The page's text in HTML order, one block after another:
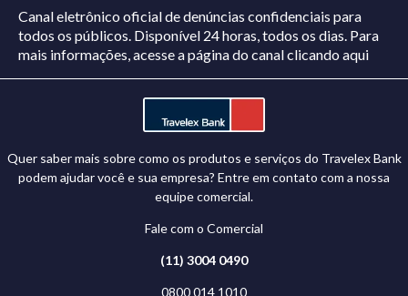
Canal eletrônico oficial de denúncias confidenciais para
todos os públicos. Disponível 24 horas, todos os dias. Para
mais informações, acesse a página do canalclicando aqui
Quer saber mais sobre como os produtos e serviços do Travelex Bank
podem ajudar você e sua empresa? Entre em contato com a nossa
equipe comercial.
Fale com o Comercial
(11) 3004 0490
0800 014 1010